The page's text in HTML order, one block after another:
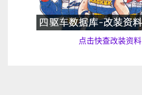
点击快查改装资料